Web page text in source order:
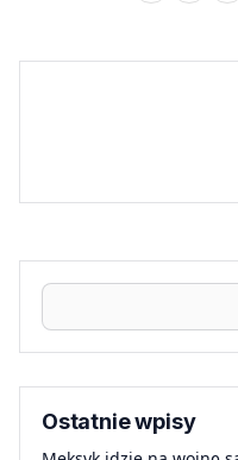
Ostatnie wpisy